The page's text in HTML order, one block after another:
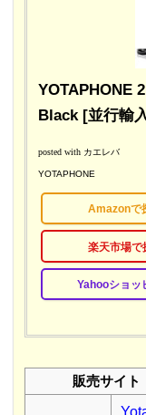
YOTAPHONE
Black [並行輸
posted with カエレバ
YOTAPHONE
Amazonで
楽天市場で
Yahooショッ
販売サイト